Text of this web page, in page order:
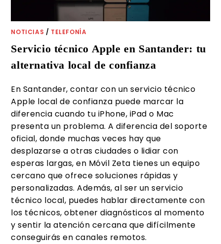
NOTICIAS / TELEFONÍA
Servicio técnico Apple en Santander: tu
alternativa local de confianza
En Santander, contar con un servicio técnico
Apple local de confianza puede marcar la
diferencia cuando tu iPhone, iPad o Mac
presenta un problema. A diferencia del soporte
oficial, donde muchas veces hay que
desplazarse a otras ciudades o lidiar con
esperas largas, en Móvil Zeta tienes un equipo
cercano que ofrece soluciones rápidas y
personalizadas. Además, al ser un servicio
técnico local, puedes hablar directamente con
los técnicos, obtener diagnósticos al momento
y sentir la atención cercana que difícilmente
conseguirás en canales remotos.